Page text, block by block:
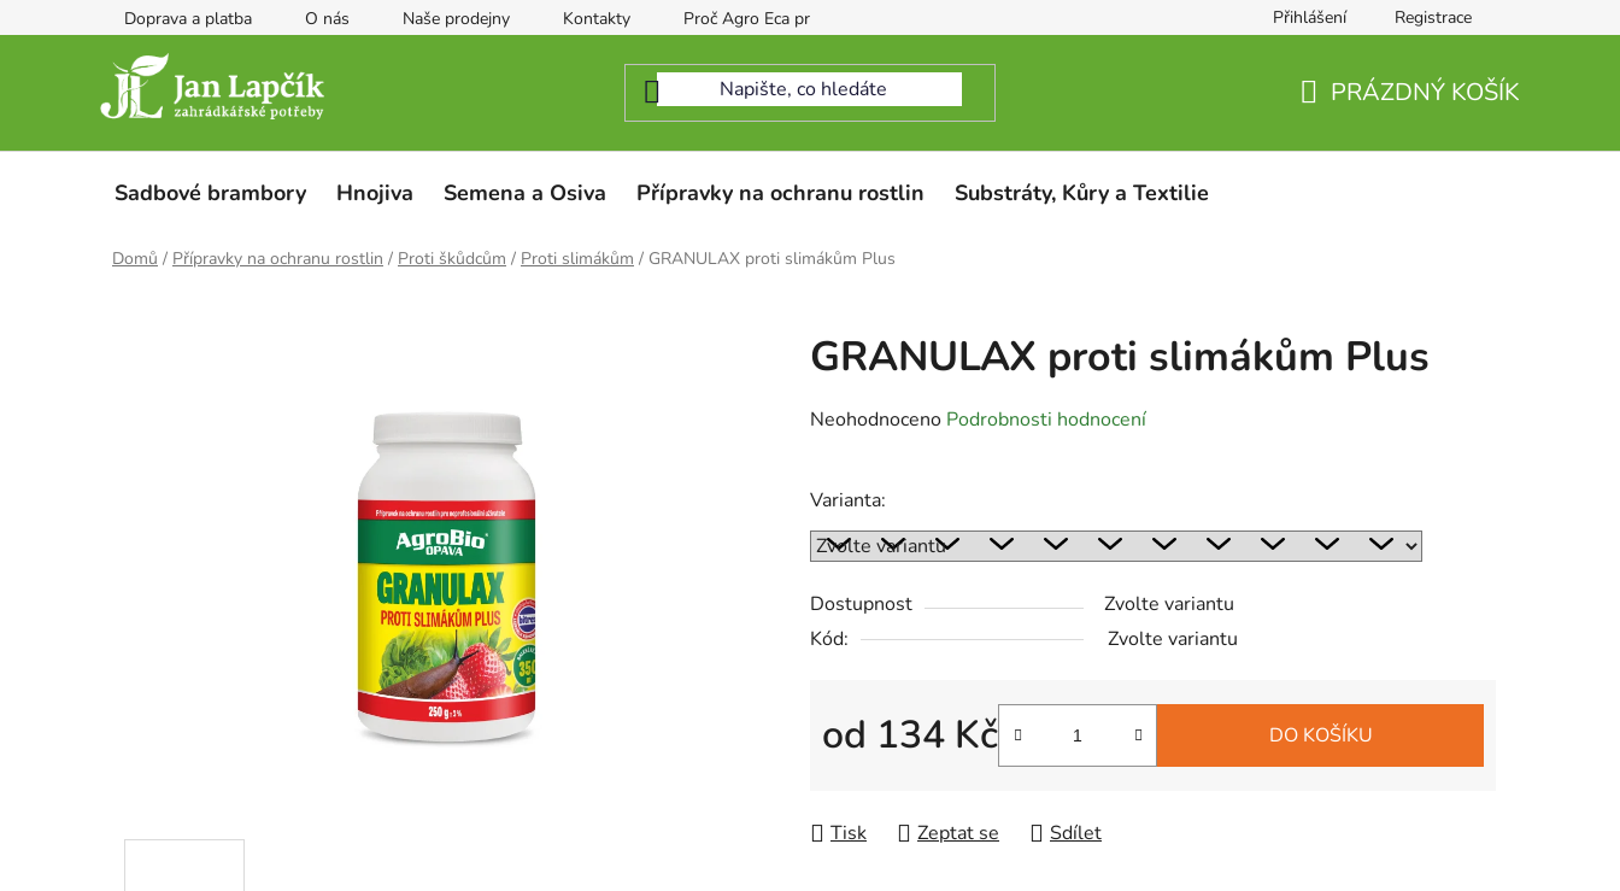
na
Doprava a platba O nás Naše prodejny Kontakty Proč Agro Eca protect Přihlášení Registrace
PRÁZDNÝ KOŠÍK
Sadbové brambory Hnojiva Semena a Osiva Přípravky na ochranu rostlin Substráty, Kůry a Textilie
Domů / Přípravky na ochranu rostlin / Proti škůdcům / Proti slimákům / GRANULAX proti slimákům Plus
GRANULAX proti slimákům Plus
Průměrné
0,0
5
hvězdiček.
Neohodnoceno Podrobnosti hodnocení
Varianta:
Dostupnost
Zvolte variantu
Kód:
Zvolte variantu
od 134 Kč DO KOŠÍKU
Tisk Zeptat se Sdílet